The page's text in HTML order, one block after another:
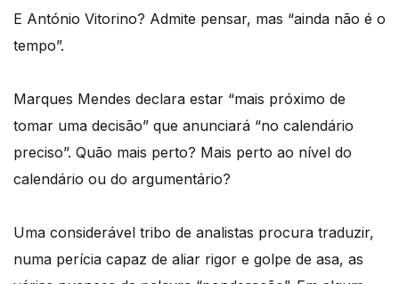
E António Vitorino? Admite pensar, mas “ainda não é o
tempo”.
Marques Mendes declara estar “mais próximo de
tomar uma decisão” que anunciará “no calendário
preciso”. Quão mais perto? Mais perto ao nível do
calendário ou do argumentário?
Uma considerável tribo de analistas procura traduzir,
numa perícia capaz de aliar rigor e golpe de asa, as